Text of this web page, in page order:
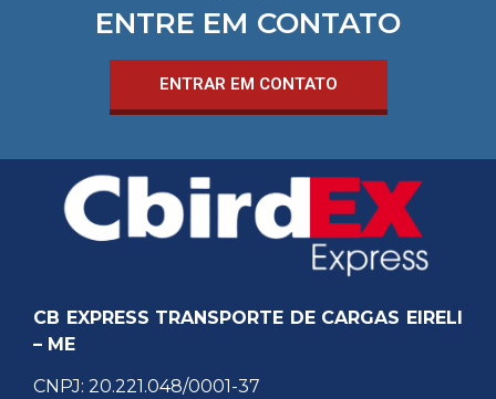
ENTRE EM CONTATO
ENTRAR EM CONTATO
CB EXPRESS TRANSPORTE DE CARGAS EIRELI
– ME
CNPJ: 20.221.048/0001-37